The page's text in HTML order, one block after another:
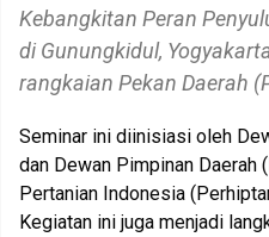
Kebangkitan Peran
di Gunungkidul,
rangkaian Pekan Daerah
Seminar ini diinisiasi oleh
dan Dewan Pimpinan Daerah
Pertanian Indonesia
Kegiatan ini juga menjadi